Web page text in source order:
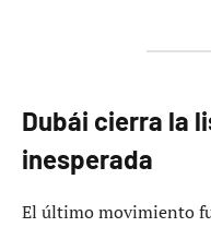
Dubái cierra la
inesperada
El último movimiento